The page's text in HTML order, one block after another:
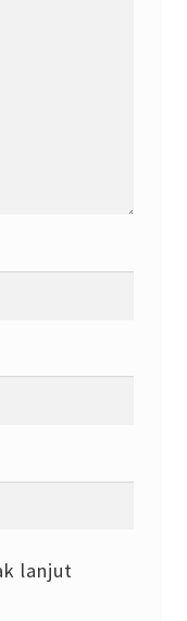
lanjut